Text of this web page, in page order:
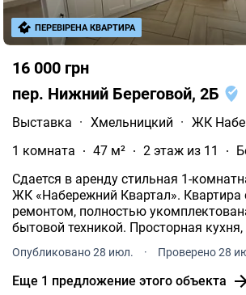
16 000 грн
пер. Нижний Береговой, 2Б
Выставка · Хмельницкий · ЖК
1 комната
47 м² 2 этаж из 11
Сдается в аренду стильная 1-
ЖК «Набережний Квартал». Квартира с современным
ремонтом, полностью
бытовой техникой. Просторная кухня,
готово для комфортного проживания.
Опубликовано 28 июл. · Проверено 28
Еще 1 предложение этого объекта
ПЕРЕВІРЕНА КВАРТИРА